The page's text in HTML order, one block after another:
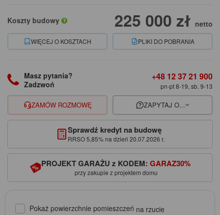
Koszty budowy 225 000 zł netto
WIĘCEJ O KOSZTACH PLIKI DO POBRANIA
Masz pytania?
Zadzwoń
+48 12 37 21 900
pn-pt 8-19, sb. 9-13
ZAMÓW ROZMOWĘ ZAPYTAJ O...
Sprawdź kredyt na budowę
RRSO 5,85% na dzień 20.07.2026 r.
PROJEKT GARAŻU z KODEM: GARAZ30%
przy zakupie z projektem domu
Pokaż powierzchnie pomieszczeń na rzucie